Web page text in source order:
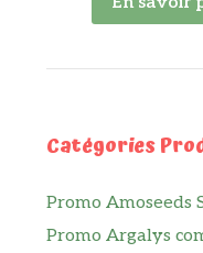
Catégories
Promo Amoseeds
Promo Argalys